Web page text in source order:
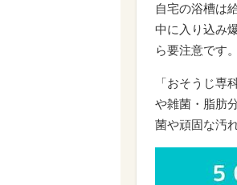
自宅の浴槽は
中に入り込み
ら要注意です。
「おそうじ専
や雑菌・脂肪
菌や頑固な汚